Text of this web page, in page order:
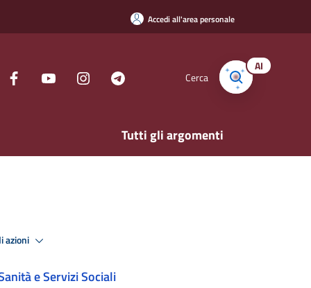
Accedi all'area personale
Cerca
AI
Tutti gli argomenti
azioni
e Servizi Sociali